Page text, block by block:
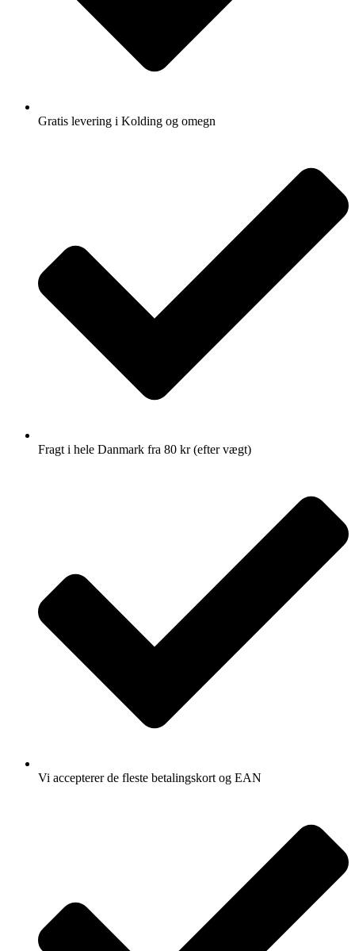
Gratis levering i Kolding og omegn
Fragt i hele Danmark fra 80 kr (efter vægt)
Vi accepterer de fleste betalingskort og EAN